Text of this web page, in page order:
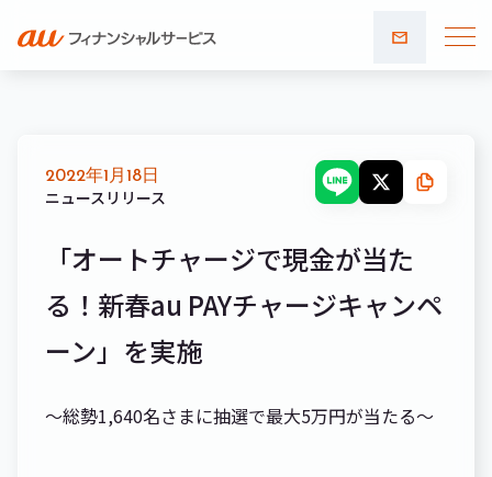
合わせ
2022年1月18日
ニュースリリース
「オートチャージで現金が当た
る！新春au PAYチャージキャンペ
ーン」を実施
～総勢1,640名さまに抽選で最大5万円が当たる～